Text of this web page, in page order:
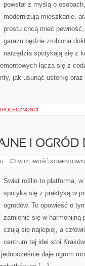
powstał z myślą o
modernizują mieszkanie,
prostu chcą mieć
garażu będzie zrobiona
narzędzia spotykają się z
łączą się z
jak usunąć usterkę
I
MOŻLIWOŚĆ
Świat roślin to platforma, w
spotyka się z praktyką w
ogrodów. To opowieść o
zamienić się w harmonijną
czują się najlepiej, a
centrum tej idei stoi
daje ogrom